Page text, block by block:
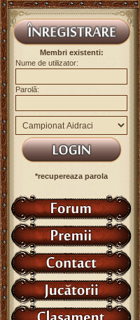
Membri existenti:
Nume de utilizator:
Parolă:
*recupereaza parola